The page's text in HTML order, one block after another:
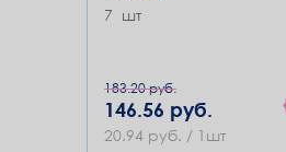
7 шт
183.20 руб.
146.56 руб.
20.94 руб. / 1шт